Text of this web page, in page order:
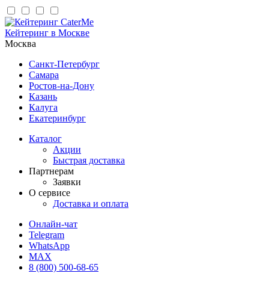
Кейтеринг в Москве
Москва
Санкт-Петербург
Самара
Ростов-на-Дону
Казань
Калуга
Екатеринбург
Каталог
Акции
Быстрая доставка
Партнерам
Заявки
О сервисе
Доставка и оплата
Онлайн-чат
Telegram
WhatsApp
MAX
8 (800) 500-68-65